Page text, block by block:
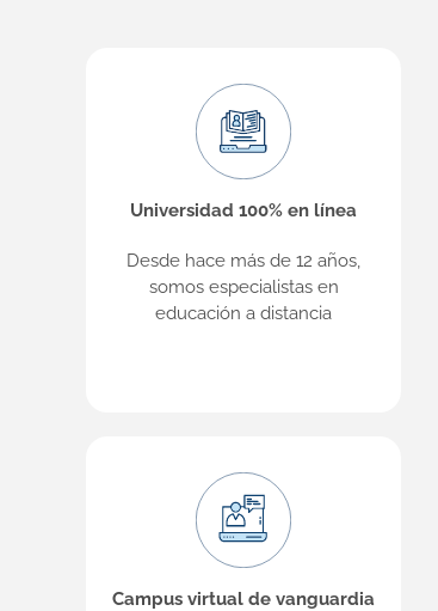
Universidad 100% en línea
Desde hace más de 12 años,
somos especialistas en
educación a distancia
Campus virtual de vanguardia